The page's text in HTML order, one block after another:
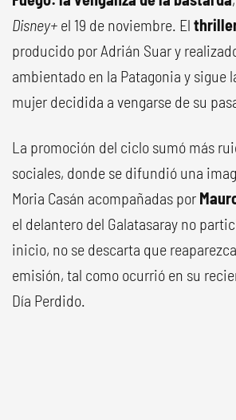
Disney+ el 19 de noviembre. El
producido por Adrián Suar y
ambientado en la Patagonia y sigue
mujer decidida a vengarse de su
La promoción del ciclo sumó más
sociales, donde se difundió una
Moria Casán acompañadas por
el delantero del Galatasaray no
inicio, no se descarta que
emisión, tal como ocurrió en su
Día Perdido.